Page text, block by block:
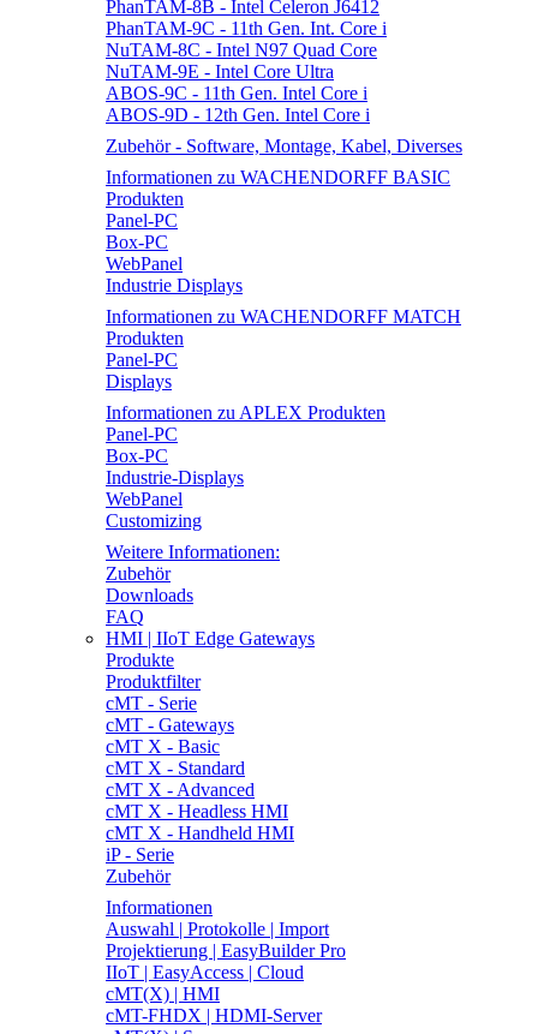
PhanTAM-8B - Intel Celeron J6412
PhanTAM-9C - 11th Gen. Int. Core i
NuTAM-8C - Intel N97 Quad Core
NuTAM-9E - Intel Core Ultra
ABOS-9C - 11th Gen. Intel Core i
ABOS-9D - 12th Gen. Intel Core i
Zubehör - Software, Montage, Kabel, Diverses
Informationen zu WACHENDORFF BASIC
Produkten
Panel-PC
Box-PC
WebPanel
Industrie Displays
Informationen zu WACHENDORFF MATCH
Produkten
Panel-PC
Displays
Informationen zu APLEX Produkten
Panel-PC
Box-PC
Industrie-Displays
WebPanel
Customizing
Weitere Informationen:
Zubehör
Downloads
FAQ
HMI | IIoT Edge Gateways
Produkte
Produktfilter
cMT - Serie
cMT - Gateways
cMT X - Basic
cMT X - Standard
cMT X - Advanced
cMT X - Headless HMI
cMT X - Handheld HMI
iP - Serie
Zubehör
Informationen
Auswahl | Protokolle | Import
Projektierung | EasyBuilder Pro
IIoT | EasyAccess | Cloud
cMT(X) | HMI
cMT-FHDX | HDMI-Server